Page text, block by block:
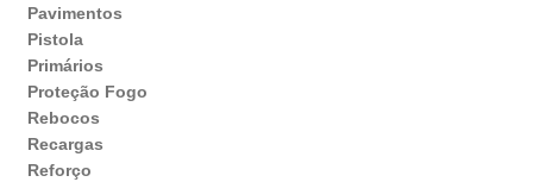
Pavimentos
Pistola
Primários
Proteção Fogo
Rebocos
Recargas
Reforço